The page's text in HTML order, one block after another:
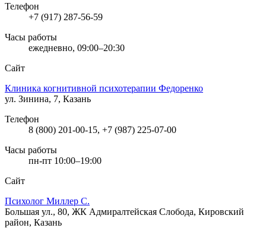
Телефон
+7 (917) 287-56-59
Часы работы
ежедневно, 09:00–20:30
Сайт
Клиника когнитивной психотерапии Федоренко
ул. Зинина, 7, Казань
Телефон
8 (800) 201-00-15, +7 (987) 225-07-00
Часы работы
пн-пт 10:00–19:00
Сайт
Психолог Миллер С.
Большая ул., 80, ЖК Адмиралтейская Слобода, Кировский
район, Казань